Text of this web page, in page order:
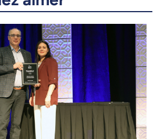
LinkedIn
Copier le lien